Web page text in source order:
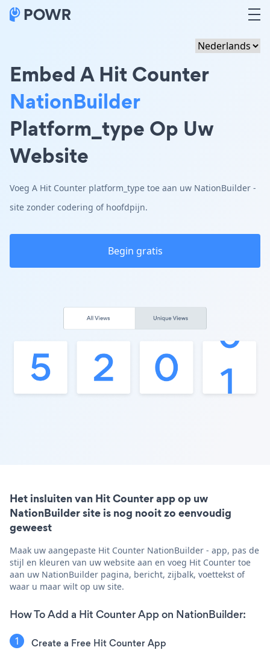
Embed A Hit Counter
NationBuilder
Platform_type Op Uw
Website
Voeg A Hit Counter platform_type toe aan uw NationBuilder -
site zonder codering of hoofdpijn.
Begin gratis
Het insluiten van Hit Counter app op uw
NationBuilder site is nog nooit zo eenvoudig
geweest
Maak uw aangepaste Hit Counter NationBuilder - app, pas de
stijl en kleuren van uw website aan en voeg Hit Counter toe
aan uw NationBuilder pagina, bericht, zijbalk, voettekst of
waar u maar wilt op uw site.
How To Add a Hit Counter App on NationBuilder:
Create a Free Hit Counter App